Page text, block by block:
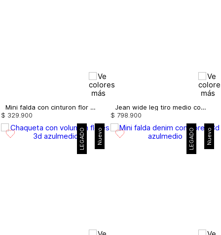
Mini falda con cinturon flor 3d
$ 329 900
Jean wide leg tiro medio con flores 3d
$ 798 900
Nuevo
LEGADO Nuevo
LEGADO